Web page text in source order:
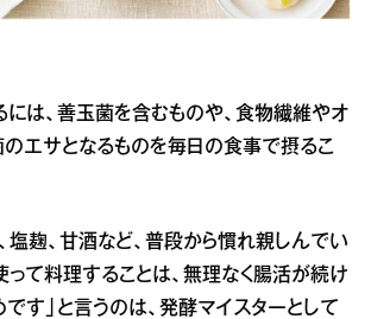
は、善玉菌を含むものや、食物繊維やオ
のエサとなるものを毎日の食事で摂るこ
塩麹、甘酒など、普段から慣れ親しんでい
て料理することは、無理なく腸活が続け
す」と言うのは、発酵マイスターとして